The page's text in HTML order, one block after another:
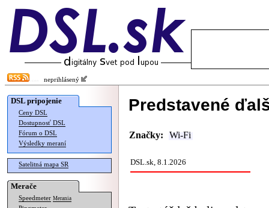
neprihlásený
DSL pripojenie
Ceny DSL
Dostupnosť DSL
Fórum o DSL
Výsledky meraní
Satelitná mapa SR
Merače
Speedmeter Merania
Predstavené
Značky: Wi-Fi
DSL.sk, 8.1.2026